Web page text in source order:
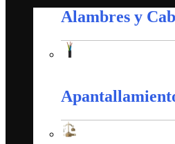
Alambres y